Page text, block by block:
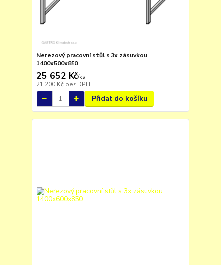
Nerezový pracovní stůl s 3x zásuvkou
1400x500x850
25 652 Kč/ks
21 200 Kč bez DPH
Přidat do košíku